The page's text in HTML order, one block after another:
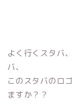
よく行くスタバ
バ、
このスタバのロ
ますか？？